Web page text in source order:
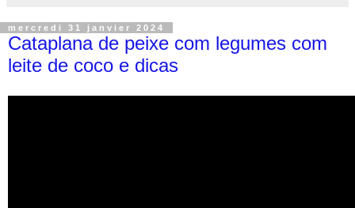
mercredi 31 janvier 2024
Cataplana de peixe com legumes com
leite de coco e dicas